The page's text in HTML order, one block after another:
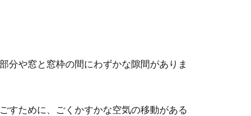
分や窓と窓枠の間にわずかな隙間がありま
すために、ごくかすかな空気の移動がある